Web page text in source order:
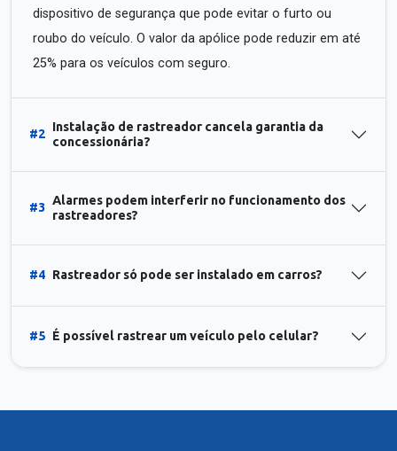
dispositivo de segurança que pode evitar o furto ou
roubo do veículo. O valor da apólice pode reduzir em até
25% para os veículos com seguro.
#2
Instalação de rastreador cancela garantia da
concessionária?
#3
Alarmes podem interferir no funcionamento dos
rastreadores?
#4 Rastreador só pode ser instalado em carros?
#5 É possível rastrear um veículo pelo celular?